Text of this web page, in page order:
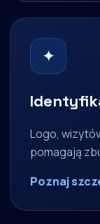
✦
Logo,
pomagają
Poznaj